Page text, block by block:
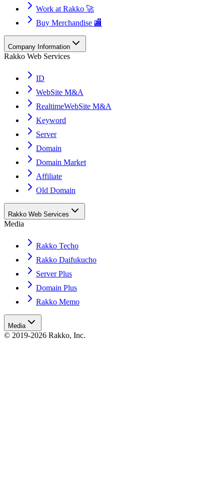
Work at Rakko 🚀
Buy Merchandise 🏬
Company Information
Rakko Web Services
ID
WebSite M&A
RealtimeWebSite M&A
Keyword
Server
Domain
Domain Market
Affiliate
Old Domain
Rakko Web Services
Media
Rakko Techo
Rakko Daifukucho
Server Plus
Domain Plus
Rakko Memo
Media
© 2019-2026 Rakko, Inc.